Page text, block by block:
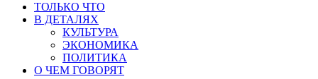
ТОЛЬКО ЧТО
В ДЕТАЛЯХ
КУЛЬТУРА
ЭКОНОМИКА
ПОЛИТИКА
О ЧЕМ ГОВОРЯТ